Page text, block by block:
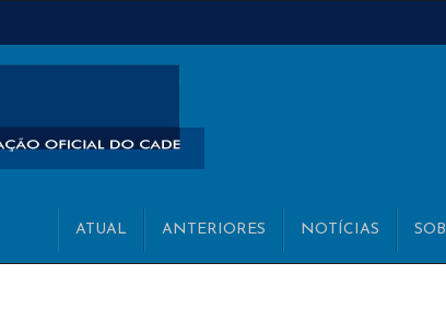
ATUAL ANTERIORES NOTÍCIAS